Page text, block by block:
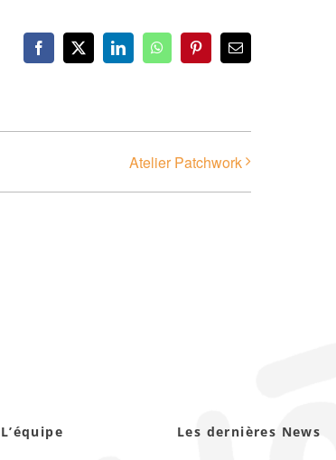
Facebook
X LinkedInWhatsAppPinterestEmail
Atelier Patchwork
L’équipe Les dernières News